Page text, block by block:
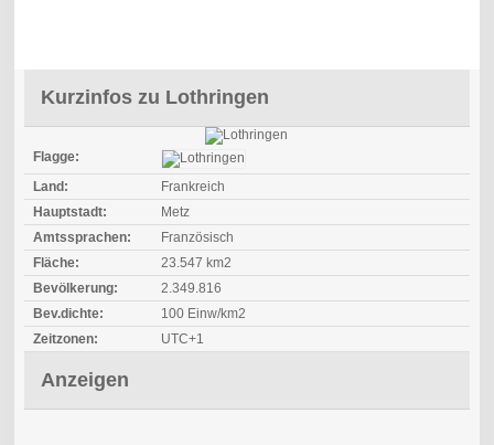
Kurzinfos zu Lothringen
Flagge:
Land:
Frankreich
Hauptstadt:
Metz
Amtssprachen:
Französisch
Fläche:
23.547 km2
Bevölkerung:
2.349.816
Bev.dichte:
100 Einw/km2
Zeitzonen:
UTC+1
Anzeigen